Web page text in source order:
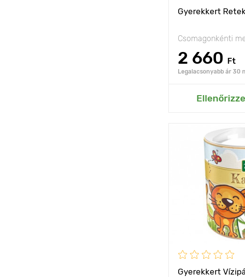
Gyerekkert
Csomagonkénti
2 660 Ft
Legalacsonyabb ár 30
Hozzáadás
Gyerekkert
Jellemzők
Kifejlett kori
magasság
Ültetési távolság
Fényigény